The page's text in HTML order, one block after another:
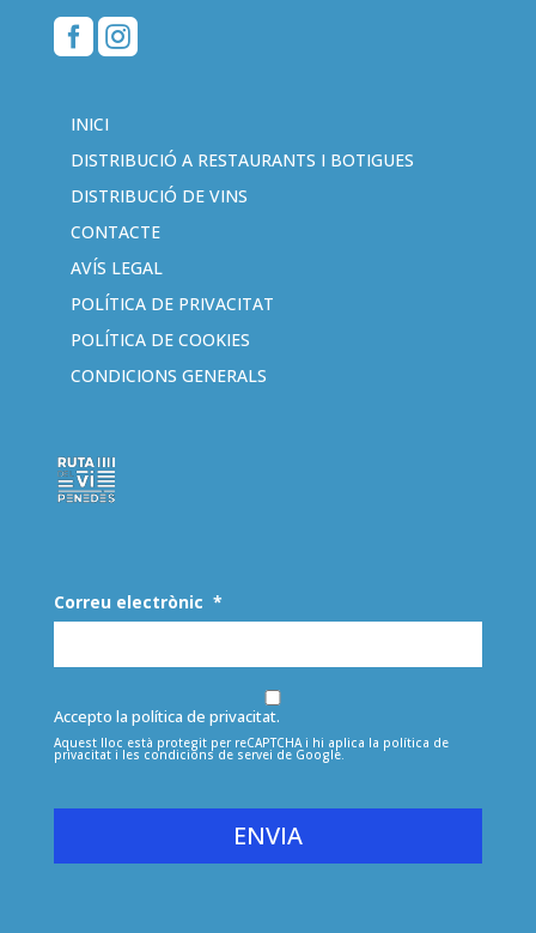
 
INICI
DISTRIBUCIÓ A RESTAURANTS I BOTIGUES
DISTRIBUCIÓ DE VINS
CONTACTE
AVÍS LEGAL
POLÍTICA DE PRIVACITAT
POLÍTICA DE COOKIES
CONDICIONS GENERALS
Correu electrònic *
Accepto la política de privacitat.
Aquest lloc està protegit per reCAPTCHA i hi aplica la política de
privacitati les condicions de servei de Google.